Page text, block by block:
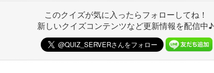
このクイズが気に入ったらフォローしてね！
新しいクイズコンテンツなど更新情報を配信中♪